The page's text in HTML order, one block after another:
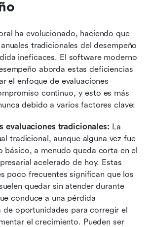
ha evolucionado, haciendo que
tradicionales del desempeño
ineficaces. El software moderno
aborda estas deficiencias
el enfoque de evaluaciones
continuo, y esto es más
debido a varios factores clave:
evaluaciones tradicionales: La
tradicional, aunque alguna vez fue
básico, a menudo queda corta en el
acelerado de hoy. Estas
poco frecuentes significan que los
quedar sin atender durante
conduce a una pérdida
de oportunidades para corregir el
el crecimiento. Pueden ser